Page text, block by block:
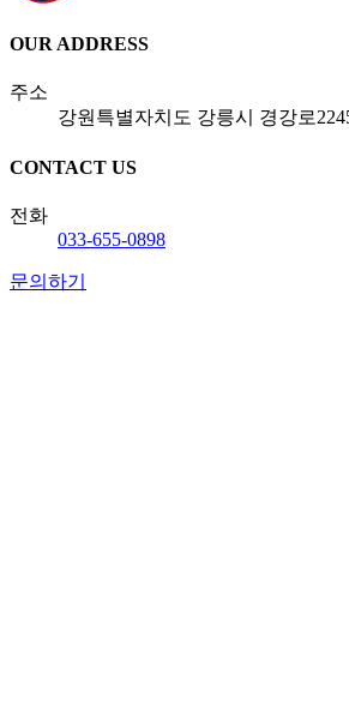
OUR ADDRESS
주소
강원특별자치도 강릉시 경강로
CONTACT US
전화
033-655-0898
문의하기